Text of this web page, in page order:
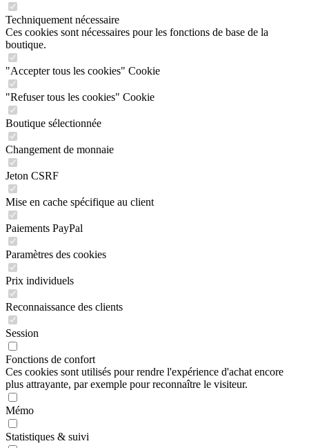
Techniquement nécessaire
Ces cookies sont nécessaires pour les fonctions de base de la
boutique.
"Accepter tous les cookies" Cookie
"Refuser tous les cookies" Cookie
Boutique sélectionnée
Changement de monnaie
Jeton CSRF
Mise en cache spécifique au client
Paiements PayPal
Paramètres des cookies
Prix individuels
Reconnaissance des clients
Session
Fonctions de confort
Ces cookies sont utilisés pour rendre l'expérience d'achat encore
plus attrayante, par exemple pour reconnaître le visiteur.
Mémo
Statistiques & suivi